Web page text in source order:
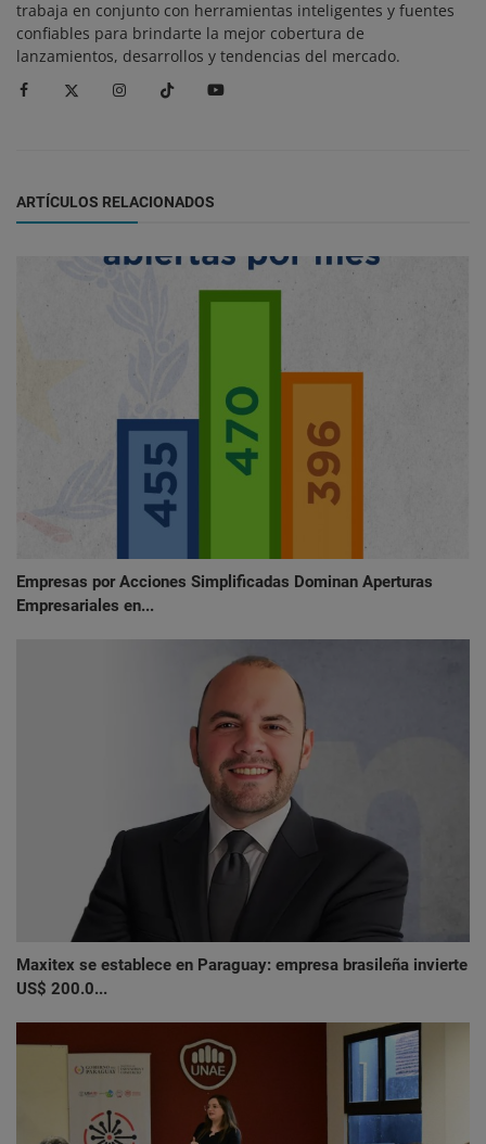
trabaja en conjunto con herramientas inteligentes y fuentes
confiables para brindarte la mejor cobertura de
lanzamientos, desarrollos y tendencias del mercado.
ARTÍCULOS RELACIONADOS
Empresas por Acciones Simplificadas Dominan Aperturas
Empresariales en...
Maxitex se establece en Paraguay: empresa brasileña invierte
US$ 200.0...